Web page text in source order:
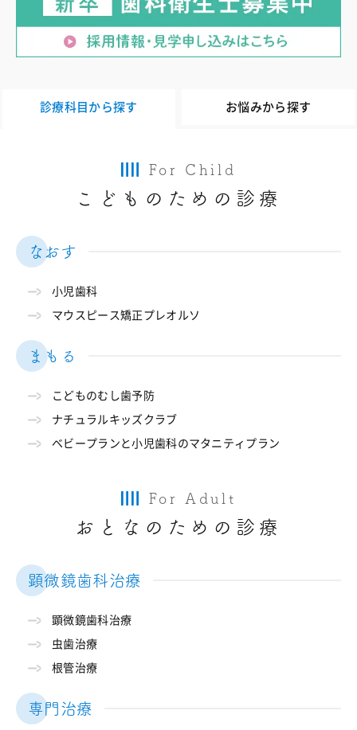
診療科目から探す お悩みから探す
For Child
こどものための診療
なおす
小児歯科
マウスピース矯正プレオルソ
まもる
こどものむし歯予防
ナチュラルキッズクラブ
ベビープランと小児歯科のマタニティプラン
For Adult
おとなのための診療
顕微鏡歯科治療
顕微鏡歯科治療
虫歯治療
根管治療
専門治療